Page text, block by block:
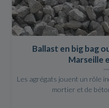
Ballast en big bag
Marseille
Les agrégats jouent un rôle
mortier et de